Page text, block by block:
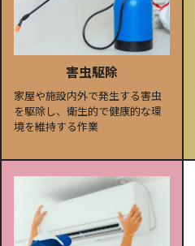
害虫駆除
家屋や施設内外で発生する害虫
を駆除し、衛生的で健康的な環
境を維持する作業